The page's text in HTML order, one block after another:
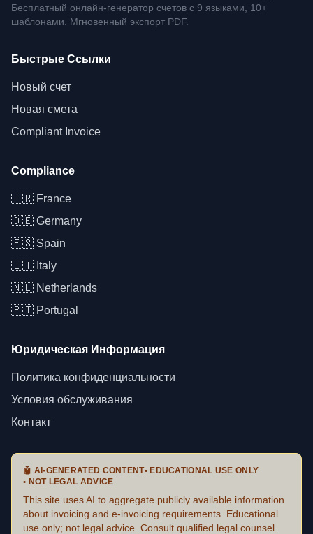
Бесплатный онлайн-генератор счетов с 9 языками, 10+
шаблонами. Мгновенный экспорт PDF.
Быстрые Ссылки
Новый счет
Новая смета
Compliant Invoice
Compliance
🇫🇷 France
🇩🇪 Germany
🇪🇸 Spain
🇮🇹 Italy
🇳🇱 Netherlands
🇵🇹 Portugal
Юридическая Информация
Политика конфиденциальности
Условия обслуживания
Контакт
🤖 AI-GENERATED CONTENT• EDUCATIONAL USE ONLY
• NOT LEGAL ADVICE
This site uses AI to aggregate publicly available information
about invoicing and e-invoicing requirements. Educational
use only; not legal advice. Consult qualified legal counsel.